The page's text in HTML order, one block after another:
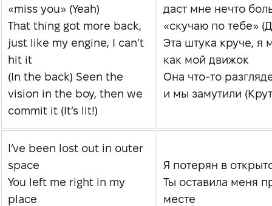
«miss you» (Yeah)
That thing got more back,
just like my engine, I can’t
hit it
(In the back) Seen the
vision in the boy, then we
commit it (It’s lit!)
даст мне нечто
«скучаю по тебе»
Эта штука круче, я
как мой движок
Она что-то
и мы замутили
I’ve been lost out in outer
space
You left me right in my
place
Я потерян в
Ты оставила меня
месте